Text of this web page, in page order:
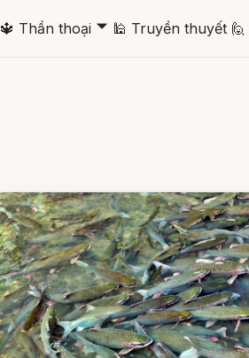
🔱 Thần thoại 🞃 🕌 Truyền thuyết 🙋